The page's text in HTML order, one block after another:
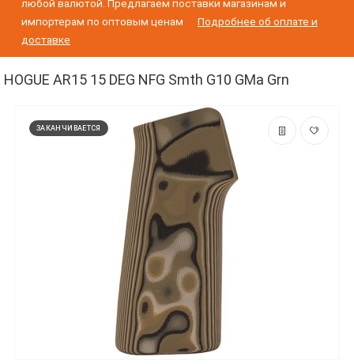
любой валютой. Предлагаем поставки магазинам и
импортерам по оптовым ценам
Подробнее об оплате и
доставке
HOGUE AR15 15 DEG NFG Smth G10 GMa Grn
ЗАКАНЧИВАЕТСЯ